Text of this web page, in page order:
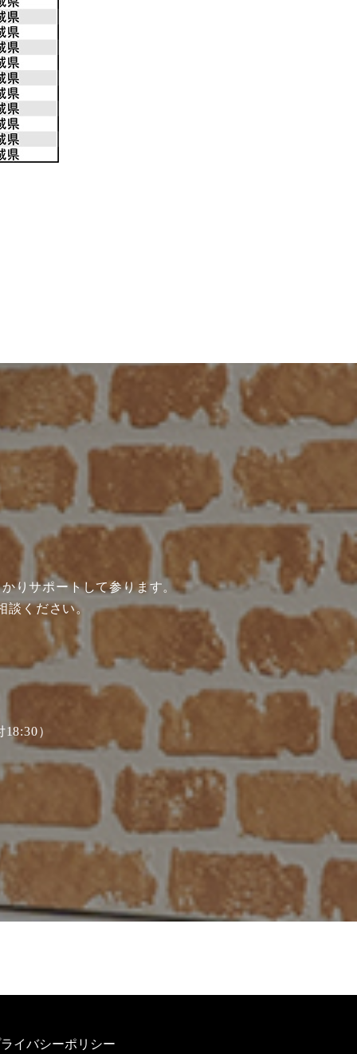
りサポートして参ります。
ください。
）
イバシーポリシー